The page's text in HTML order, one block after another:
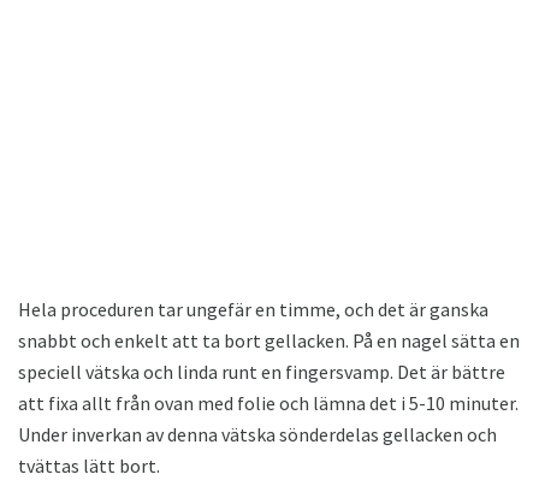
Hela proceduren tar ungefär en timme, och det är ganska
snabbt och enkelt att ta bort gellacken. På en nagel sätta en
speciell vätska och linda runt en fingersvamp. Det är bättre
att fixa allt från ovan med folie och lämna det i 5-10 minuter.
Under inverkan av denna vätska sönderdelas gellacken och
tvättas lätt bort.